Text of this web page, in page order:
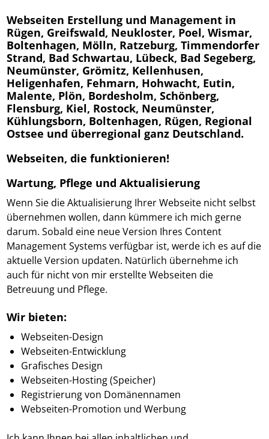
Webseiten Erstellung und Management in
Rügen, Greifswald, Neukloster, Poel, Wismar,
Boltenhagen, Mölln, Ratzeburg, Timmendorfer
Strand, Bad Schwartau, Lübeck, Bad Segeberg,
Neumünster, Grömitz, Kellenhusen,
Heligenhafen, Fehmarn, Hohwacht, Eutin,
Malente, Plön, Bordesholm, Schönberg,
Flensburg, Kiel, Rostock, Neumünster,
Kühlungsborn, Boltenhagen, Rügen, Regional
Ostsee und überregional ganz Deutschland.
Webseiten, die funktionieren!
Wartung, Pflege und Aktualisierung
Wenn Sie die Aktualisierung Ihrer Webseite nicht selbst
übernehmen wollen, dann kümmere ich mich gerne
darum. Sobald eine neue Version Ihres Content
Management Systems verfügbar ist, werde ich es auf die
aktuelle Version updaten. Natürlich übernehme ich
auch für nicht von mir erstellte Webseiten die
Betreuung und Pflege.
Wir bieten:
Webseiten-Design
Webseiten-Entwicklung
Grafisches Design
Webseiten-Hosting (Speicher)
Registrierung von Domänennamen
Webseiten-Promotion und Werbung